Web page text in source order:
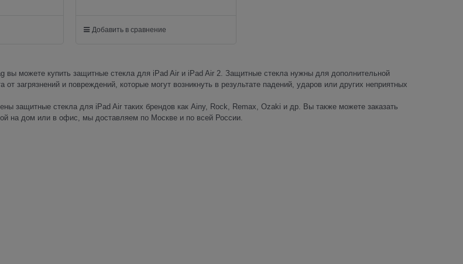
Добавить в сравнение
вы можете купить защитные стекла для iPad Air и iPad Air 2. Защитные стекла нужны для дополнительной
от загрязнений и повреждений, которые могут возникнуть в результате падений, ударов или других неприятных
защитные стекла для iPad Air таких брендов как Ainy, Rock, Remax, Ozaki и др. Вы также можете заказать
на дом или в офис, мы доставляем по Москве и по всей России.